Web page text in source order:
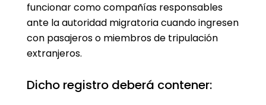
funcionar como compañías responsables
ante la autoridad migratoria cuando ingresen
con pasajeros o miembros de tripulación
extranjeros.
Dicho registro deberá contener: